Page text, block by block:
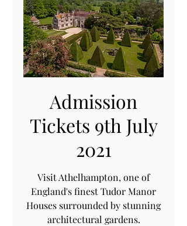
Admission
Tickets 9th July
2021
Visit Athelhampton, one of
England's finest Tudor Manor
Houses surrounded by stunning
architectural gardens.